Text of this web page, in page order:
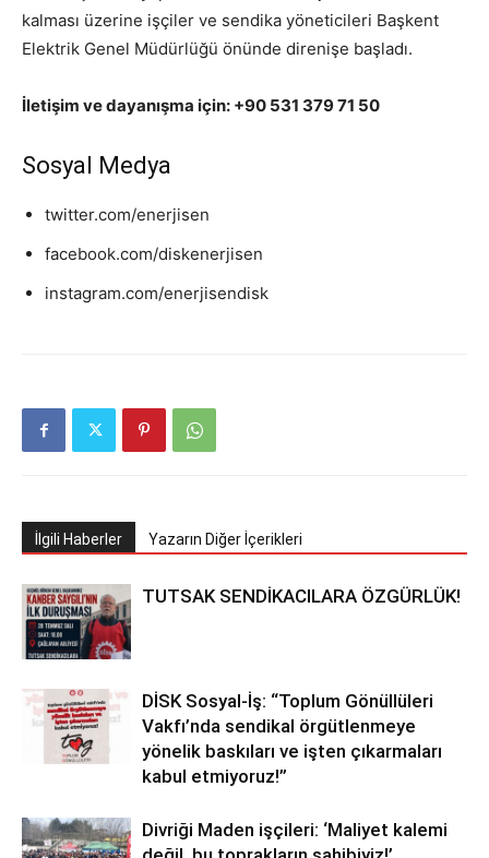
kalması üzerine işçiler ve sendika yöneticileri Başkent
Elektrik Genel Müdürlüğü önünde direnişe başladı.
İletişim ve dayanışma için: +90 531 379 71 50
Sosyal Medya
twitter.com/enerjisen
facebook.com/diskenerjisen
instagram.com/enerjisendisk
İlgili Haberler Yazarın Diğer İçerikleri
TUTSAK SENDİKACILARA ÖZGÜRLÜK!
DİSK Sosyal-İş: “Toplum Gönüllüleri
Vakfı’nda sendikal örgütlenmeye
yönelik baskıları ve işten çıkarmaları
kabul etmiyoruz!”
Divriği Maden işçileri: ‘Maliyet kalemi